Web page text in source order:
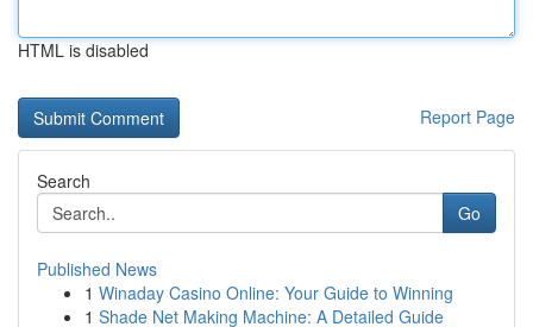
HTML is disabled
Report Page
Search
Go
Published News
1 Winaday Casino Online: Your Guide to Winning
1 Shade Net Making Machine: A Detailed Guide